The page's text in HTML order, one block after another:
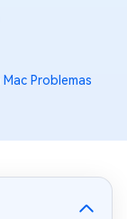
Mac Problemas